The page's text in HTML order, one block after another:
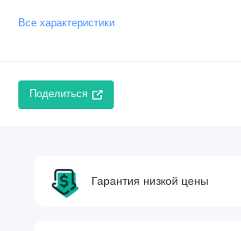
Все характеристики
Поделиться
Гарантия низкой цены